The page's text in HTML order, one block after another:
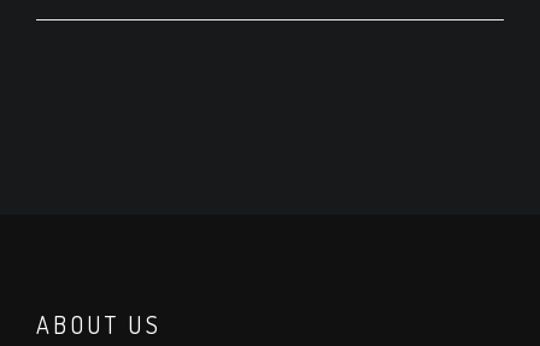
ABOUT US